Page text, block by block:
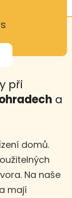
při
a
domů.
Na naše
mají